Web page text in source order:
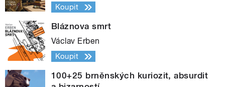
Koupit
Bláznova smrt
Václav Erben
Koupit
100+25 brněnských kuriozit, absurdit